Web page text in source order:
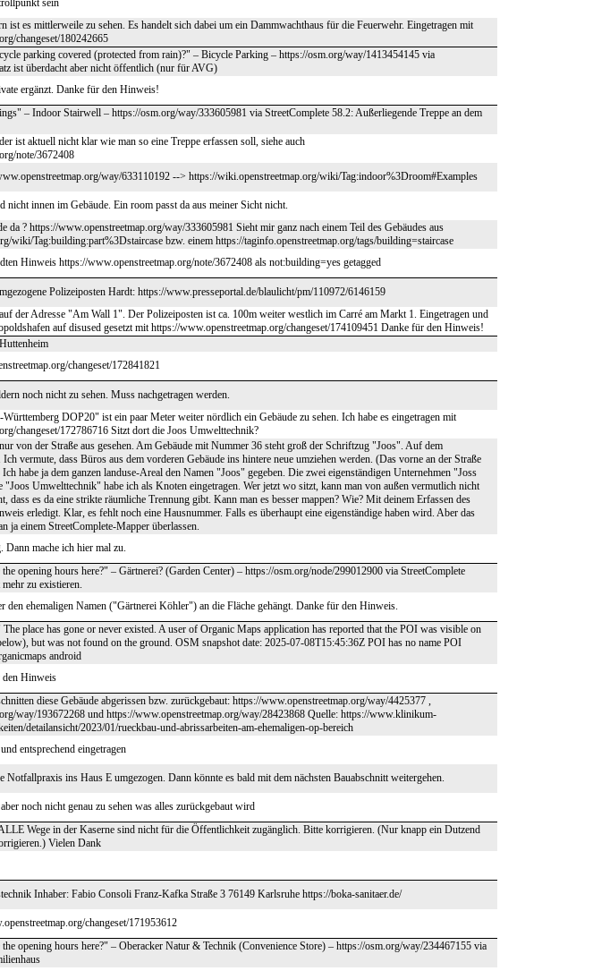
sein
ist es mittlerweile zu sehen. Es handelt sich dabei um ein Dammwachthaus für die Feuerwehr. Eingetragen mit
changeset/180242665
parking covered (protected from rain)?" – Bicycle Parking – https://osm.org/way/1413454145 via
ist überdacht aber nicht öffentlich (nur für AVG)
ergänzt. Danke für den Hinweis!
– Indoor Stairwell – https://osm.org/way/333605981 via StreetComplete 58.2: Außerliegende Treppe an dem
ist aktuell nicht klar wie man so eine Treppe erfassen soll, siehe auch
note/3672408
way/633110192 --> https://wiki.openstreetmap.org/wiki/Tag:indoor%3Droom#Examples
nicht innen im Gebäude. Ein room passt da aus meiner Sicht nicht.
da ? https://www.openstreetmap.org/way/333605981 Sieht mir ganz nach einem Teil des Gebäudes aus
wiki/Tag:building:part%3Dstaircase bzw. einem https://taginfo.openstreetmap.org/tags/building=staircase
Hinweis https://www.openstreetmap.org/note/3672408 als not:building=yes getagged
Polizeiposten Hardt: https://www.presseportal.de/blaulicht/pm/110972/6146159
der Adresse "Am Wall 1". Der Polizeiposten ist ca. 100m weiter westlich im Carré am Markt 1. Eingetragen und
auf disused gesetzt mit https://www.openstreetmap.org/changeset/174109451 Danke für den Hinweis!
changeset/172841821
noch nicht zu sehen. Muss nachgetragen werden.
DOP20" ist ein paar Meter weiter nördlich ein Gebäude zu sehen. Ich habe es eingetragen mit
changeset/172786716 Sitzt dort die Joos Umwelttechnik?
von der Straße aus gesehen. Am Gebäude mit Nummer 36 steht groß der Schriftzug "Joos". Auf dem
vermute, dass Büros aus dem vorderen Gebäude ins hintere neue umziehen werden. (Das vorne an der Straße
habe ja dem ganzen landuse-Areal den Namen "Joos" gegeben. Die zwei eigenständigen Unternehmen "Joss
Umwelttechnik" habe ich als Knoten eingetragen. Wer jetzt wo sitzt, kann man von außen vermutlich nicht
dass es da eine strikte räumliche Trennung gibt. Kann man es besser mappen? Wie? Mit deinem Erfassen des
erledigt. Klar, es fehlt noch eine Hausnummer. Falls es überhaupt eine eigenständige haben wird. Aber das
ja einem StreetComplete-Mapper überlassen.
mache ich hier mal zu.
opening hours here?" – Gärtnerei? (Garden Center) – https://osm.org/node/299012900 via StreetComplete
zu existieren.
den ehemaligen Namen ("Gärtnerei Köhler") an die Fläche gehängt. Danke für den Hinweis.
place has gone or never existed. A user of Organic Maps application has reported that the POI was visible on
but was not found on the ground. OSM snapshot date: 2025-07-08T15:45:36Z POI has no name POI
android
den Hinweis
diese Gebäude abgerissen bzw. zurückgebaut: https://www.openstreetmap.org/way/4425377 ,
way/193672268 und https://www.openstreetmap.org/way/28423868 Quelle: https://www.klinikum-
detailansicht/2023/01/rueckbau-und-abrissarbeiten-am-ehemaligen-op-bereich
entsprechend eingetragen
Notfallpraxis ins Haus E umgezogen. Dann könnte es bald mit dem nächsten Bauabschnitt weitergehen.
noch nicht genau zu sehen was alles zurückgebaut wird
Wege in der Kaserne sind nicht für die Öffentlichkeit zugänglich. Bitte korrigieren. (Nur knapp ein Dutzend
Vielen Dank
Inhaber: Fabio Consoli Franz-Kafka Straße 3 76149 Karlsruhe https://boka-sanitaer.de/
changeset/171953612
opening hours here?" – Oberacker Natur & Technik (Convenience Store) – https://osm.org/way/234467155 via